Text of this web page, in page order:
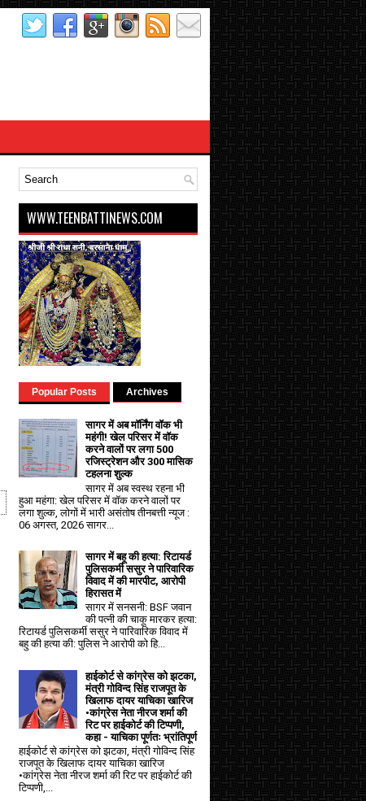
WWW.TEENBATTINEWS.COM
Popular Posts Archives
सागर में अब मॉर्निंग वॉक भी
महंगी! खेल परिसर में वॉक
करने वालों पर लगा ₹500
रजिस्ट्रेशन और ₹300 मासिक
टहलना शुल्क
सागर में अब स्वस्थ रहना भी
हुआ महंगा: खेल परिसर में वॉक करने वालों पर
लगा शुल्क, लोगों में भारी असंतोष तीनबत्ती न्यूज :
06 अगस्त, 2026 सागर...
सागर में बहू की हत्या: रिटायर्ड
पुलिसकर्मी ससुर ने पारिवारिक
विवाद में की मारपीट, आरोपी
हिरासत में
सागर में सनसनी: BSF जवान
की पत्नी की चाकू मारकर हत्या:
रिटायर्ड पुलिसकर्मी ससुर ने पारिवारिक विवाद में
बहु की हत्या की: पुलिस ने आरोपी को हि...
हाईकोर्ट से कांग्रेस को झटका,
मंत्री गोविन्द सिंह राजपूत के
खिलाफ दायर याचिका खारिज
•कांग्रेस नेता नीरज शर्मा की
रिट पर हाईकोर्ट की टिप्पणी,
कहा - याचिका पूर्णतः भ्रांतिपूर्ण
हाईकोर्ट से कांग्रेस को झटका, मंत्री गोविन्द सिंह
राजपूत के खिलाफ दायर याचिका खारिज
•कांग्रेस नेता नीरज शर्मा की रिट पर हाईकोर्ट की
टिप्पणी,...